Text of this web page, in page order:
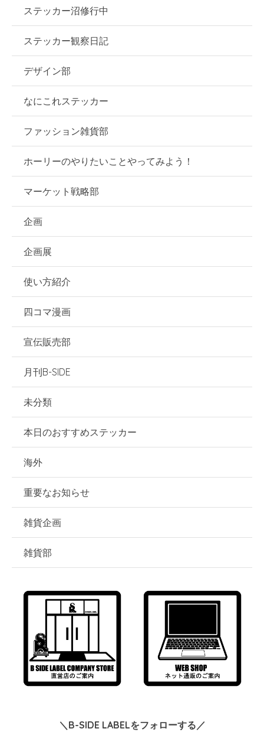
ステッカー沼修行中
ステッカー観察日記
デザイン部
なにこれステッカー
ファッション雑貨部
ホーリーのやりたいことやってみよう！
マーケット戦略部
企画
企画展
使い方紹介
四コマ漫画
宣伝販売部
月刊B-SIDE
未分類
本日のおすすめステッカー
海外
重要なお知らせ
雑貨企画
雑貨部
＼B-SIDE LABELをフォローする／